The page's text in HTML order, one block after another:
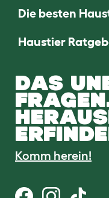
Die besten
Haustier
DAS
Komm herein!